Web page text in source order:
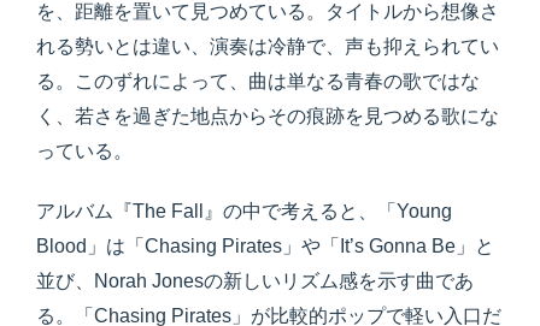
を、距離を置いて見つめている。タイトルから想像さ
れる勢いとは違い、演奏は冷静で、声も抑えられてい
る。このずれによって、曲は単なる青春の歌ではな
く、若さを過ぎた地点からその痕跡を見つめる歌にな
っている。
アルバム『The Fall』の中で考えると、「Young
Blood」は「Chasing Pirates」や「It’s Gonna Be」と
並び、Norah Jonesの新しいリズム感を示す曲であ
る。「Chasing Pirates」が比較的ポップで軽い入口だ